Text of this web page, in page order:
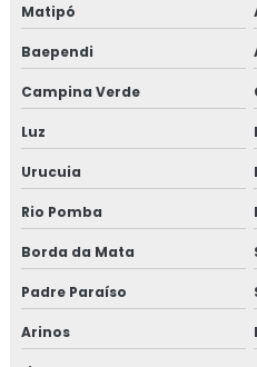
Treinamento em HACCP de
GMP
Treinamento em HACCP
Treinamento em HACCP
Treinamento em HACCP
Treinamento em
Treinamento em ifs food
Treinamento em
Matipó
Baependi
Campina Verde
Luz
Urucuia
Rio Pomba
Borda da Mata
Padre Paraíso
Arinos